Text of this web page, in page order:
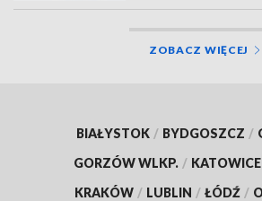
ZOBACZ WIĘCEJ
BIAŁYSTOK / BYDGOSZCZ /
GORZÓW WLKP. / KATOWICE
KRAKÓW / LUBLIN / ŁÓDŹ /